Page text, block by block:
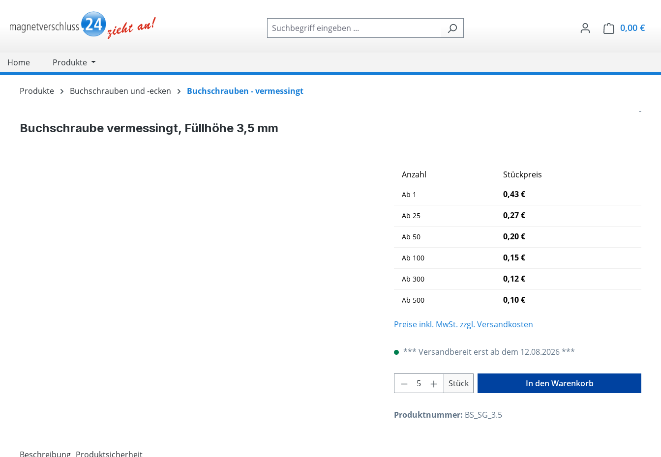
Zur Hauptnavigation springen
0,00 €
Home Produkte
Produkte Buchschrauben und -ecken Buchschrauben - vermessingt
Buchschraube vermessingt, Füllhöhe 3,5 mm
-
Anzahl Stückpreis
Ab 1 0,43 €
Ab 25 0,27 €
Ab 50 0,20 €
Ab 100 0,15 €
Ab 300 0,12 €
Ab 500 0,10 €
Preise inkl. MwSt. zzgl. Versandkosten
*** Versandbereit erst ab dem 12.08.2026 ***
Produkt Anzahl: Gib den gewünschten Wert
Stück In den Warenkorb
Produktnummer: BS_SG_3.5
Beschreibung Produktsicherheit